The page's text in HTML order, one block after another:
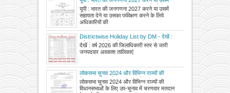
सहायता देने या उसका पर्यवेक्षण करने के लिये
अधिकारियों की हुई नियुक्ति, देखें आदेश
यूपी : भारत की जनगणना 2027 करने या उसमें
सहायता देने या उसका पर्यवेक्षण करने के लिये
अधिकारियों की
Districtwise Holiday List by DM - देखें :
वर्ष 2026 की जिलाधिकारी स्तर से जारी जनपदवार
अवकाश तालिकाएं
देखें : वर्ष 2026 की जिलाधिकारी स्तर से जारी
जनपदवार अवकाश तालिकाएं
लोकसभा चुनाव 2024 और विभिन्न राज्यों की
विधानसभाओं के लिए उप-चुनाव में चरणवार मतदान
हेतु सवैतनिक अवकाश के दिए जाने के संबंध में चुनाव
लोकसभा चुनाव 2024 और विभिन्न राज्यों की
विधानसभाओं के लिए उप-चुनाव में चरणवार मतदान